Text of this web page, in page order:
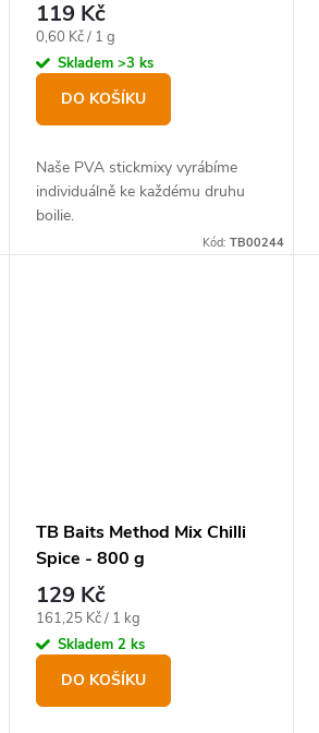
119 Kč
Měrná
cena:
0,60 Kč / 1 g
Skladem >3 ks
DO KOŠÍKU
Naše PVA stickmixy vyrábíme
individuálně ke každému druhu
boilie.
Kód: TB00244
TB Baits Method Mix Chilli
Spice - 800 g
129 Kč
Měrná
cena:
161,25 Kč / 1 kg
Skladem 2 ks
DO KOŠÍKU